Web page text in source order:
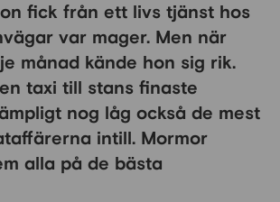
fick från ett livs tjänst hos
var mager. Men när
månad kände hon sig rik.
taxi till stans finaste
nog låg också de mest
intill. Mormor
alla på de bästa